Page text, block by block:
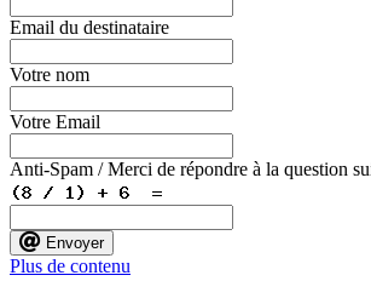
Email du destinataire
Votre nom
Votre Email
Anti-Spam / Merci de répondre à la question
Envoyer
Plus de contenu